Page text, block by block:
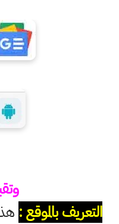
التعريف بالموقع :